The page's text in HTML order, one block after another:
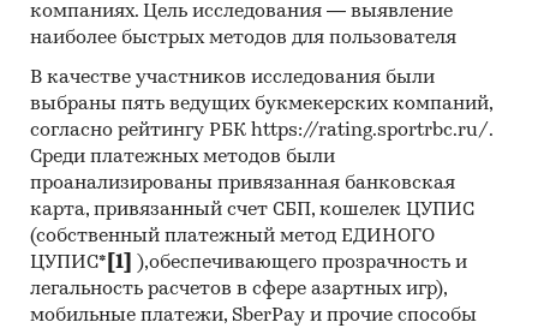
компаниях. Цель исследования — выявление
наиболее быстрых методов для пользователя
В качестве участников исследования были
выбраны пять ведущих букмекерских компаний,
согласно рейтингу РБК https://rating.sportrbc.ru/.
Среди платежных методов были
проанализированы привязанная банковская
карта, привязанный счет СБП, кошелек ЦУПИС
(собственный платежный метод ЕДИНОГО
ЦУПИС* [1]
),обеспечивающего прозрачность и
легальность расчетов в сфере азартных игр),
мобильные платежи, SberPay и прочие способы